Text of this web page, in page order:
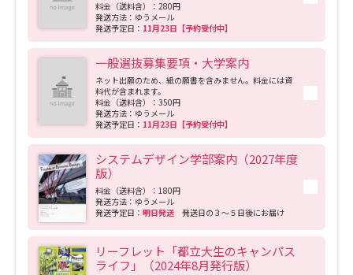
料金（送料含）：280円
発送方法：ゆうメール
発送予定日： 11月23日【予約受付中】
一般選抜募集要項・大学案内
ネット出願のため、紙の願書を含みません。料金には資
料代が含まれます。
料金（送料含）：350円
発送方法：ゆうメール
発送予定日： 11月23日【予約受付中】
システムデザイン学部案内（2027年度
版）
料金（送料含）：180円
発送方法：ゆうメール
発送予定日： 明日発送 発送日の３～５日後にお届け
リーフレット「都立大生のキャンパス
ライフ」（2024年8月発行版）